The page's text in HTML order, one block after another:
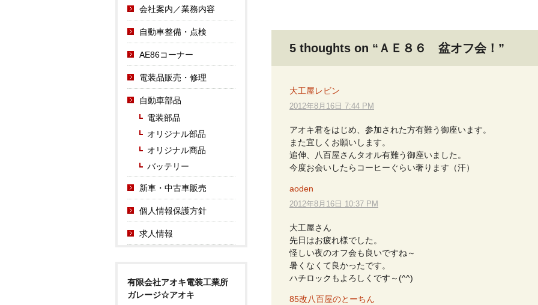
5 thoughts on “ ＡＥ８６ 盆オフ会！ ”
大工屋レビン
2012年8月16日 7:44 PM
アオキ君をはじめ、参加された方有難う御座います。
また宜しくお願いします。
追伸、八百屋さんタオル有難う御座いました。
今度お会いしたらコーヒーぐらい奢ります（汗）
aoden
2012年8月16日 10:37 PM
大工屋さん
先日はお疲れ様でした。
怪しい夜のオフ会も良いですね～
暑くなくて良かったです。
ハチロックもよろしくです～(^^)
85改八百屋のとーちん
会社案内／業務内容
自動車整備・点検
AE86コーナー
電装品販売・修理
自動車部品
電装部品
オリジナル部品
オリジナル商品
バッテリー
新車・中古車販売
個人情報保護方針
求人情報
有限会社アオキ電装工業所
ガレージ☆アオキ